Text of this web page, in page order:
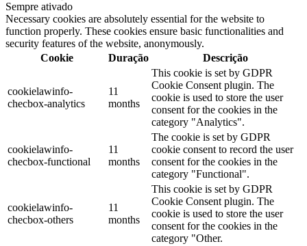
Sempre ativado
Necessary cookies are absolutely essential for the website to
function properly. These cookies ensure basic functionalities and
security features of the website, anonymously.
Cookie
Duração Descrição
cookielawinfo-
checbox-analytics
11
months
This cookie is set by GDPR
Cookie Consent plugin. The
cookie is used to store the user
consent for the cookies in the
category "Analytics".
cookielawinfo-
checbox-functional
11
months
The cookie is set by GDPR
cookie consent to record the user
consent for the cookies in the
category "Functional".
cookielawinfo-
checbox-others
11
months
This cookie is set by GDPR
Cookie Consent plugin. The
cookie is used to store the user
consent for the cookies in the
category "Other.